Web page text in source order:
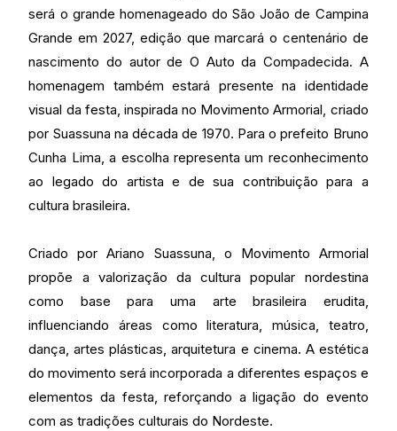
será o grande homenageado do São João de Campina
Grande em 2027, edição que marcará o centenário de
nascimento do autor de O Auto da Compadecida. A
homenagem também estará presente na identidade
visual da festa, inspirada no Movimento Armorial, criado
por Suassuna na década de 1970. Para o prefeito Bruno
Cunha Lima, a escolha representa um reconhecimento
ao legado do artista e de sua contribuição para a
cultura brasileira.
Criado por Ariano Suassuna, o Movimento Armorial
propõe a valorização da cultura popular nordestina
como base para uma arte brasileira erudita,
influenciando áreas como literatura, música, teatro,
dança, artes plásticas, arquitetura e cinema. A estética
do movimento será incorporada a diferentes espaços e
elementos da festa, reforçando a ligação do evento
com as tradições culturais do Nordeste.